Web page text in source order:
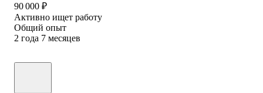
90 000 ₽
Активно ищет работу
Общий опыт
2 года 7 месяцев